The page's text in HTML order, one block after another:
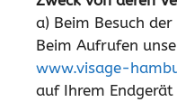
a) Beim Besuch der
Beim Aufrufen
www.visage-
auf Ihrem